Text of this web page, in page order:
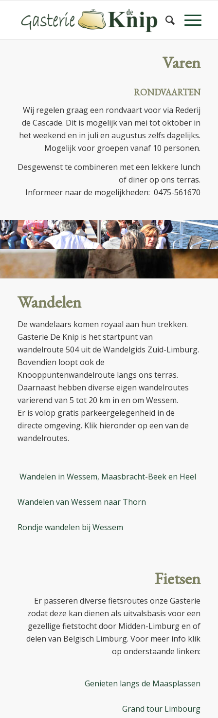
Varen
RONDVAARTEN
Wij regelen graag een rondvaart voor via Rederij
de Cascade. Dit is mogelijk van mei tot oktober in
het weekend en in juli en augustus zelfs dagelijks.
Mogelijk voor groepen vanaf 10 personen.
Desgewenst te combineren met een lekkere lunch
of diner op ons terras.
Informeer naar de mogelijkheden: 0475-561670
Wandelen
De wandelaars komen royaal aan hun trekken.
Gasterie De Knip is het startpunt van
wandelroute 504 uit de Wandelgids Zuid-Limburg.
Bovendien loopt ook de
Knooppuntenwandelroute langs ons terras.
Daarnaast hebben diverse eigen wandelroutes
varierend van 5 tot 20 km in en om Wessem.
Er is volop gratis parkeergelegenheid in de
directe omgeving. Klik hieronder op een van de
wandelroutes.
Wandelen in Wessem, Maasbracht-Beek en Heel
Wandelen van Wessem naar Thorn
Rondje wandelen bij Wessem
Fietsen
Er passeren diverse fietsroutes onze Gasterie
zodat deze kan dienen als uitvalsbasis voor een
gezellige fietstocht door Midden-Limburg en of
delen van Belgisch Limburg. Voor meer info klik
op onderstaande linken:
Genieten langs de Maasplassen
Grand tour Limbourg